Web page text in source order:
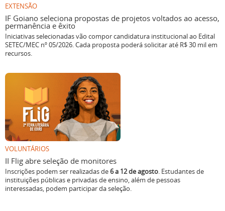
EXTENSÃO
IF Goiano seleciona propostas de projetos voltados ao acesso,
permanência e êxito
Iniciativas selecionadas vão compor candidatura institucional ao Edital
SETEC/MEC nº 05/2026. Cada proposta poderá solicitar até R$ 30 mil em
recursos.
VOLUNTÁRIOS
II Flig abre seleção de monitores
Inscrições podem ser realizadas de6 a 12 de agosto. Estudantes de
instituições públicas e privadas de ensino, além de pessoas
interessadas, podem participar da seleção.